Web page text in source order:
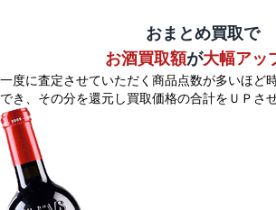
おまとめ買取で
お酒買取額が大幅アッ
一度に査定させていただく商品点数が多いほど
でき、 その分を還元し買取価格の合計をＵＰさ